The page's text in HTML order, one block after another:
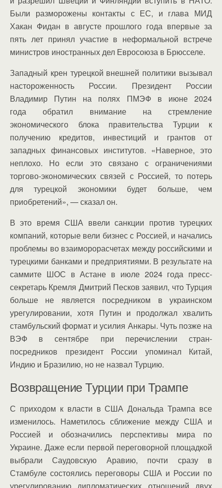
Были разморожены контакты с ЕС, и глава МИД
Хакан Фидан в августе прошлого года впервые за
пять лет принял участие в неформальной встрече
министров иностранных дел Евросоюза в Брюсселе.
Западный крен турецкой внешней политики вызывал
настороженность России. Президент России
Владимир Путин на полях ПМЭФ в июне 2024
года обратил внимание на стремление
экономического блока правительства Турции к
получению кредитов, инвестиций и грантов от
западных финансовых институтов. «Наверное, это
неплохо. Но если это связано с ограничениями
торгово-экономических связей с Россией, то потерь
для турецкой экономики будет больше, чем
приобретений», — сказал он.
В это время США ввели санкции против турецких
компаний, которые вели бизнес с Россией, и начались
проблемы во взаиморорасчетах между российскими и
турецкими банками и предприятиями. В результате на
саммите ШОС в Астане в июле 2024 года пресс-
секретарь Кремля Дмитрий Песков заявил, что Турция
больше не является посредником в украинском
урегулировании, хотя Путин и продолжал хвалить
стамбульский формат и усилия Анкары. Чуть позже на
ВЭФ в сентябре при перечислении стран-
посредников президент России упоминал Китай,
Индию и Бразилию, но не назвал Турцию.
Возвращение Турции при Трампе
С приходом к власти в США Дональда Трампа все
изменилось. Наметилось сближение между США и
Россией и обозначились перспективы мира по
Украине. Даже если первой переговорной площадкой
выбрали Саудовскую Аравию, почти сразу в
Стамбуле состоялись переговоры США и России по